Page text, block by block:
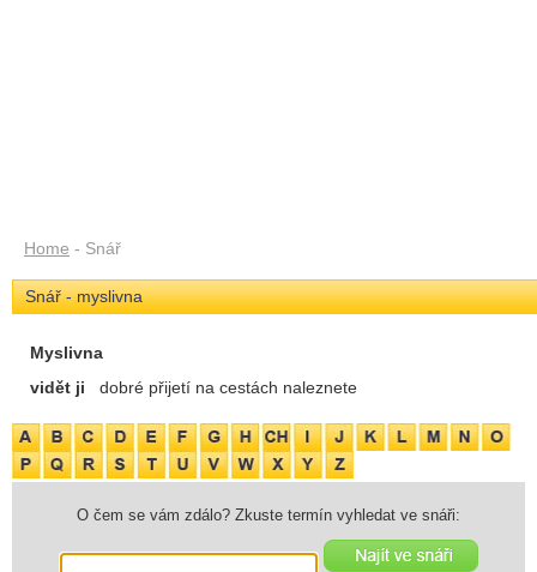
Home - Snář
Snář - myslivna
Myslivna
vidět ji
dobré přijetí na cestách naleznete
O čem se vám zdálo? Zkuste termín vyhledat ve snáři: